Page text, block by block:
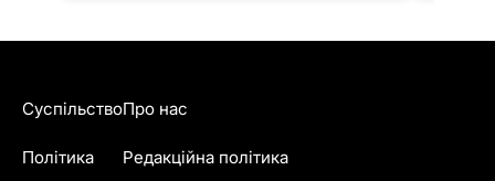
Суспільство
Політика
Про нас
Редакційна політика